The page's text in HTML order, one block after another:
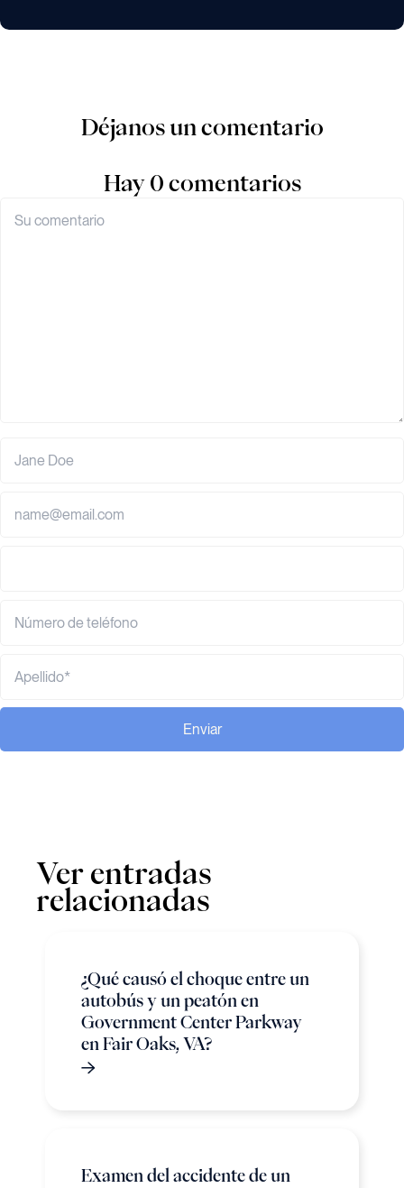
Déjanos un comentario
Hay 0 comentarios
Enviar
Ver entradas
relacionadas
¿Qué causó el choque entre un
autobús y un peatón en
Government Center Parkway
en Fair Oaks, VA?
Examen del accidente de un